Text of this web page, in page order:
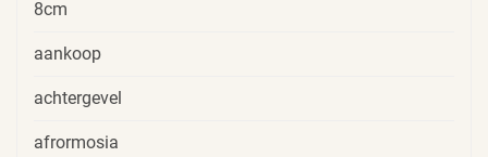
8cm
aankoop
achtergevel
afrormosia